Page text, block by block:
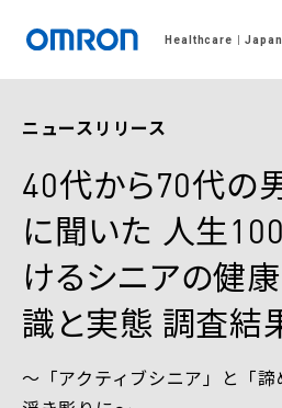
Healthcare Japan
ニュースリリース
40代から70代の
に聞いた 人生
けるシニアの健
識と実態 調査結
～「アクティブシニア」と「